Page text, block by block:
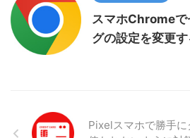
スマホChromeで
グの設定を変更
Pixelスマホで勝手